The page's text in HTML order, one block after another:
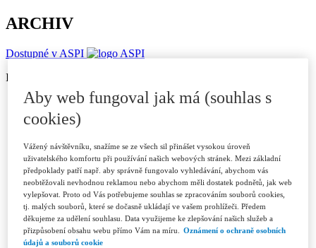
ARCHIV
Dostupné v ASPI
ISSN 1802-3843 (print)
Ročník 2026
Číslo 1/2026
Číslo 2/2026
Ročník 2025
Číslo 1/2025
Číslo 2/2025
Číslo 3/2025
Číslo 4-5/2025
Číslo 6/2025
Ročník 2024
Číslo 1/2024
Aby web fungoval jak má (souhlas s
cookies)
Vážený návštěvníku, snažíme se ze všech sil přinášet vysokou úroveň
uživatelského komfortu při používání našich webových stránek. Mezi základní
předpoklady patří např. aby správně fungovalo vyhledávání, abychom vás
neobtěžovali nevhodnou reklamou nebo abychom měli dostatek podnětů, jak web
vylepšovat. Proto od Vás potřebujeme souhlas se zpracováním souborů cookies,
tj. malých souborů, které se dočasně ukládají ve vašem prohlížeči. Předem
děkujeme za udělení souhlasu. Data využijeme ke zlepšování našich služeb a
přizpůsobení obsahu webu přímo Vám na míru.
Oznámení o ochraně osobních
údajů a souborů cookie